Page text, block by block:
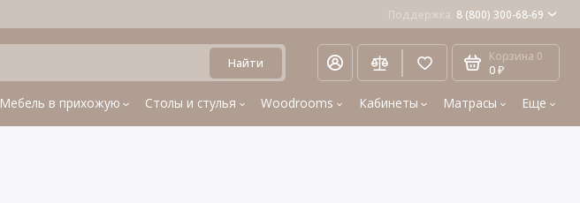
Поддержка 8 (800) 300-68-69
Найти Корзина 0
0 ₽
Мебель в прихожую Столы и стулья Woodrooms Кабинеты Матрасы Еще